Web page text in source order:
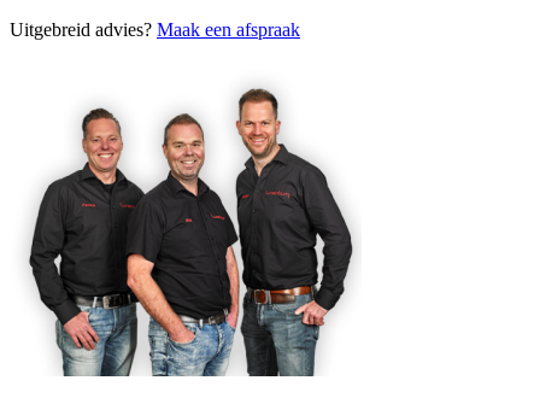
Uitgebreid advies? Maak een afspraak